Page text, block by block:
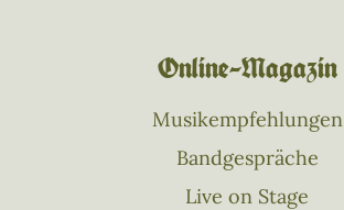
Online–Magazin
Musikempfehlungen
Bandgespräche
Live on Stage